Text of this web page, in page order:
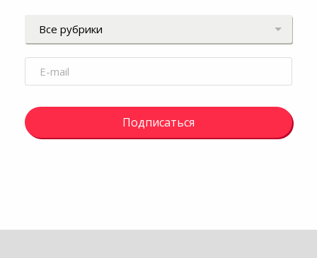
Подписаться